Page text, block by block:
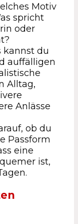
Motiv
spricht
oder
kannst du
auffälligen
Alltag,
Anlässe
ob du
Passform
eine
ist,